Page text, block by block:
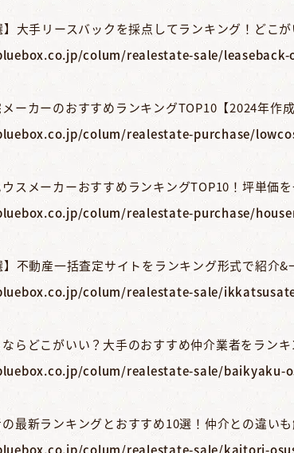
】大手リースバックを採点してランキング！どこ
colum/realestate-sale/leaseback-
ーカーのおすすめランキングTOP10【2024年作成
colum/realestate-purchase/
ウスメーカーおすすめランキングTOP10！坪単価
colum/realestate-purchase/
】不動産一括査定サイトをランキング形式で紹介&
colum/realestate-sale/
らどこがいい？大手のおすすめ仲介業者をラン
colum/realestate-sale/baikyaku-
最新ランキングとおすすめ10選！仲介との違い